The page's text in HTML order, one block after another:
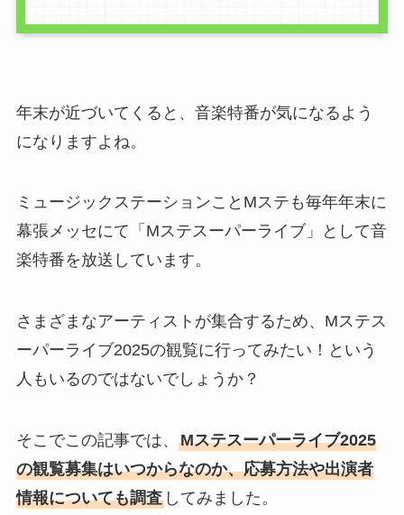
年末が近づいてくると、音楽特番が気になるよう
になりますよね。
ミュージックステーションことMステも毎年年末に
幕張メッセにて「Mステスーパーライブ」として音
楽特番を放送しています。
さまざまなアーティストが集合するため、Mステス
ーパーライブ2025の観覧に行ってみたい！という
人もいるのではないでしょうか？
そこでこの記事では、 Mステスーパーライブ2025
の観覧募集はいつからなのか、応募方法や出演者
情報についても調査してみました。